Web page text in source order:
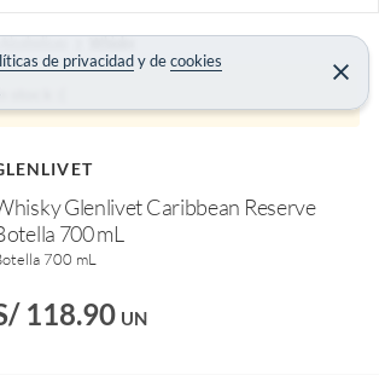
a
de privacidadydecookies
C
e
r
Whisky
:(
Glenlivet Caribbean Reserve
700 mL
700 mL
118.90 UN